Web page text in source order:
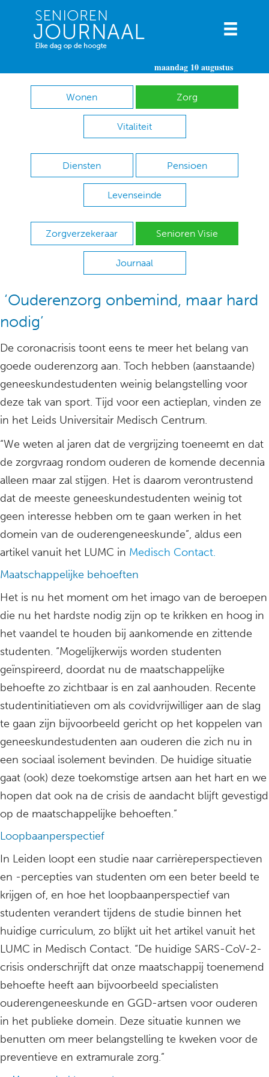
maandag 10 augustus
Wonen Zorg
Vitaliteit
Diensten Pensioen
Levenseinde
Zorgverzekeraar Senioren Visie
Journaal
‘Ouderenzorg onbemind, maar hard
nodig’
De coronacrisis toont eens te meer het belang van
goede ouderenzorg aan. Toch hebben (aanstaande)
geneeskundestudenten weinig belangstelling voor
deze tak van sport. Tijd voor een actieplan, vinden ze
in het Leids Universitair Medisch Centrum.
“We weten al jaren dat de vergrijzing toeneemt en dat
de zorgvraag rondom ouderen de komende decennia
alleen maar zal stijgen. Het is daarom verontrustend
dat de meeste geneeskundestudenten weinig tot
geen interesse hebben om te gaan werken in het
domein van de ouderengeneeskunde”, aldus een
artikel vanuit het LUMC in Medisch Contact.
Maatschappelijke behoeften
Het is nu het moment om het imago van de beroepen
die nu het hardste nodig zijn op te krikken en hoog in
het vaandel te houden bij aankomende en zittende
studenten. “Mogelijkerwijs worden studenten
geïnspireerd, doordat nu de maatschappelijke
behoefte zo zichtbaar is en zal aanhouden. Recente
studentinitiatieven om als covidvrijwilliger aan de slag
te gaan zijn bijvoorbeeld gericht op het koppelen van
geneeskundestudenten aan ouderen die zich nu in
een sociaal isolement bevinden. De huidige situatie
gaat (ook) deze toekomstige artsen aan het hart en we
hopen dat ook na de crisis de aandacht blijft gevestigd
op de maatschappelijke behoeften.”
Loopbaanperspectief
In Leiden loopt een studie naar carrièreperspectieven
en -percepties van studenten om een beter beeld te
krijgen of, en hoe het loopbaanperspectief van
studenten verandert tijdens de studie binnen het
huidige curriculum, zo blijkt uit het artikel vanuit het
LUMC in Medisch Contact. “De huidige SARS-CoV-2-
crisis onderschrijft dat onze maatschappij toenemend
behoefte heeft aan bijvoorbeeld specialisten
ouderengeneeskunde en GGD-artsen voor ouderen
in het publieke domein. Deze situatie kunnen we
benutten om meer belangstelling te kweken voor de
preventieve en extramurale zorg.”